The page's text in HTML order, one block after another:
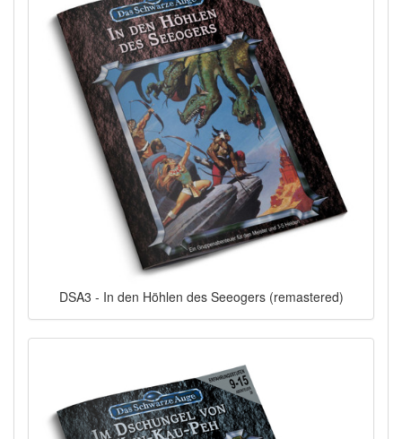
DSA3 - In den Höhlen des Seeogers (remastered)